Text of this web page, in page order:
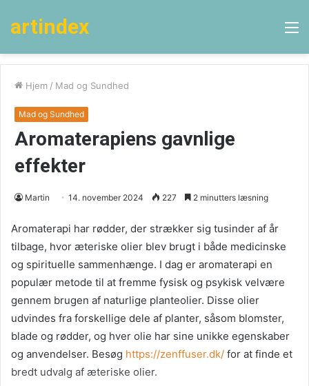
artindex
Hjem / Mad og Sundhed
Mad og Sundhed
Aromaterapiens gavnlige
effekter
Martin 14. november 2024 227 2 minutters læsning
Aromaterapi har rødder, der strækker sig tusinder af år
tilbage, hvor æteriske olier blev brugt i både medicinske
og spirituelle sammenhænge. I dag er aromaterapi en
populær metode til at fremme fysisk og psykisk velvære
gennem brugen af naturlige planteolier. Disse olier
udvindes fra forskellige dele af planter, såsom blomster,
blade og rødder, og hver olie har sine unikke egenskaber
og anvendelser. Besøg https://zenffuser.dk/ for at finde et
bredt udvalg af æteriske olier.